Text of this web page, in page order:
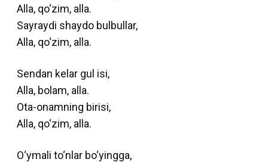
Alla, qo‘zim, alla.
Sayraydi shaydo bulbullar,
Alla, qo‘zim, alla.
Sendan kelar gul isi,
Alla, bolam, alla.
Ota-onamning birisi,
Alla, qo‘zim, alla.
O‘ymali to‘nlar bo‘yingga,